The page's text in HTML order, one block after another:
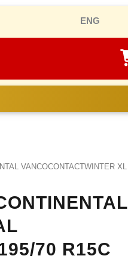
VANCOCONTACTWINTER XL
70 R15C